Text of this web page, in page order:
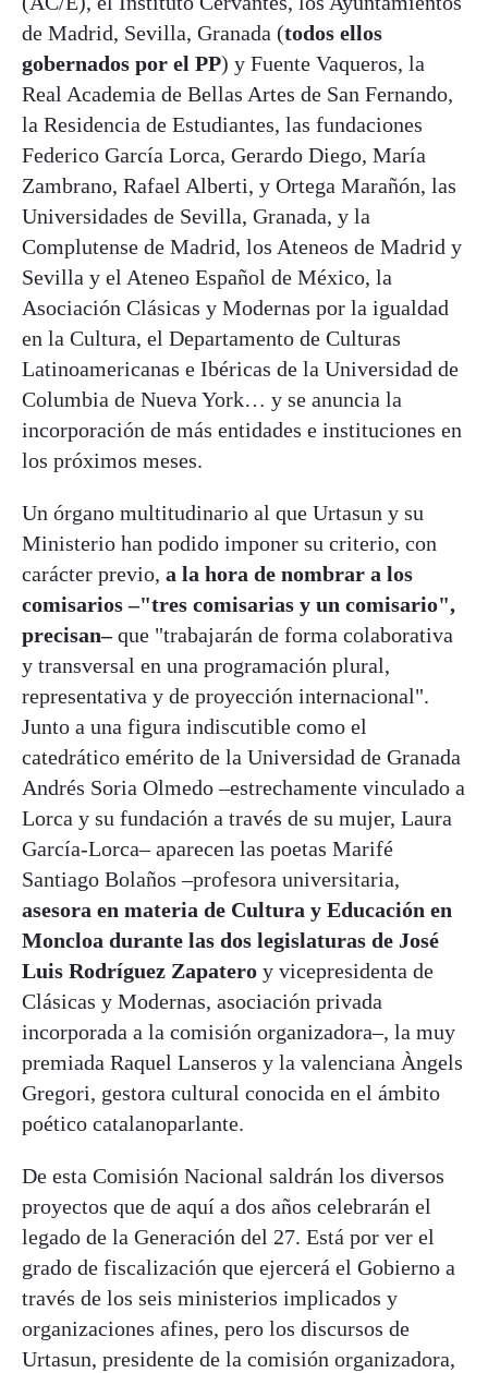
de Madrid, Sevilla, Granada (todos ellos
gobernados por el PP) y Fuente Vaqueros, la
Real Academia de Bellas Artes de San Fernando,
la Residencia de Estudiantes, las fundaciones
Federico García Lorca, Gerardo Diego, María
Zambrano, Rafael Alberti, y Ortega Marañón, las
Universidades de Sevilla, Granada, y la
Complutense de Madrid, los Ateneos de Madrid y
Sevilla y el Ateneo Español de México, la
Asociación Clásicas y Modernas por la igualdad
en la Cultura, el Departamento de Culturas
Latinoamericanas e Ibéricas de la Universidad de
Columbia de Nueva York… y se anuncia la
incorporación de más entidades e instituciones en
los próximos meses.
Un órgano multitudinario al que Urtasun y su
Ministerio han podido imponer su criterio, con
carácter previo, a la hora de nombrar a los
comisarios –"tres comisarias y un comisario",
precisan–que "trabajarán de forma colaborativa
y transversal en una programación plural,
representativa y de proyección internacional".
Junto a una figura indiscutible como el
catedrático emérito de la Universidad de Granada
Andrés Soria Olmedo –estrechamente vinculado a
Lorca y su fundación a través de su mujer, Laura
García-Lorca– aparecen las poetas Marifé
Santiago Bolaños –profesora universitaria,
asesora en materia de Cultura y Educación en
Moncloa durante las dos legislaturas de José
Luis Rodríguez Zapatero y vicepresidenta de
Clásicas y Modernas, asociación privada
incorporada a la comisión organizadora–, la muy
premiada Raquel Lanseros y la valenciana Àngels
Gregori, gestora cultural conocida en el ámbito
poético catalanoparlante.
De esta Comisión Nacional saldrán los diversos
proyectos que de aquí a dos años celebrarán el
legado de la Generación del 27. Está por ver el
grado de fiscalización que ejercerá el Gobierno a
través de los seis ministerios implicados y
organizaciones afines, pero los discursos de
Urtasun, presidente de la comisión organizadora,